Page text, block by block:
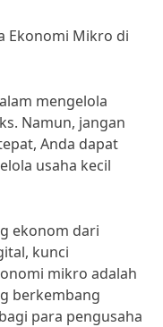
Ekonomi Mikro di
mengelola
Namun, jangan
Anda dapat
usaha kecil
ekonom dari
kunci
mikro adalah
berkembang
para pengusaha